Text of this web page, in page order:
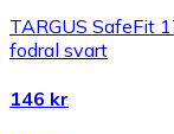
TARGUS SafeFit
fodral svart
146 kr